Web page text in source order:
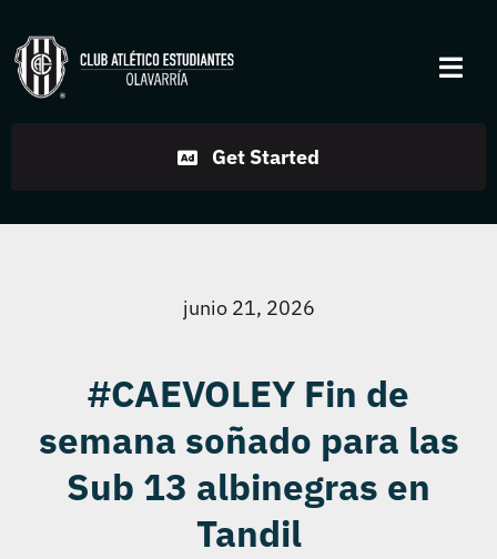
to
content
Disciplinas
Contacto
Get Started
junio 21, 2026
#CAEVOLEY Fin de
semana soñado para las
Sub 13 albinegras en
Tandil